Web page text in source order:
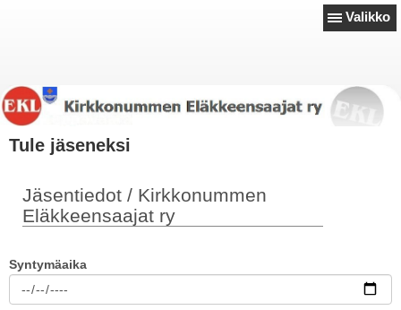
Valikko
Tule jäseneksi
Jäsentiedot / Kirkkonummen
Eläkkeensaajat ry
Syntymäaika